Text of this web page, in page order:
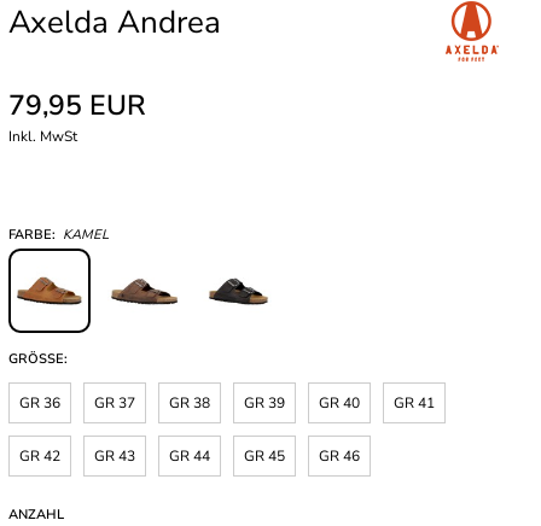
Axelda Andrea
79,95 EUR
Inkl. MwSt
FARBE: KAMEL
GRÖSSE:
GR 36 GR 37 GR 38 GR 39 GR 40 GR 41
GR 42 GR 43 GR 44 GR 45 GR 46
ANZAHL